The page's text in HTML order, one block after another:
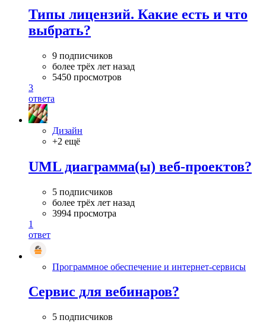
Типы лицензий. Какие есть и что
выбрать?
9 подписчиков
более трёх лет назад
5450 просмотров
3
ответа
Дизайн
+2 ещё
UML диаграмма(ы) веб-проектов?
5 подписчиков
более трёх лет назад
3994 просмотра
1
ответ
Программное обеспечение и интернет-сервисы
Сервис для вебинаров?
5 подписчиков